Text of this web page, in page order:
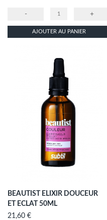
- +
AJOUTER AU PANIER
BEAUTIST ELIXIR DOUCEUR
ET ECLAT 50ML
Prix
21,60 €